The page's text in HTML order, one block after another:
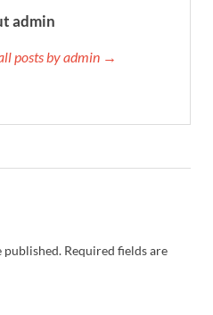
admin
posts by admin →
published. Required fields are